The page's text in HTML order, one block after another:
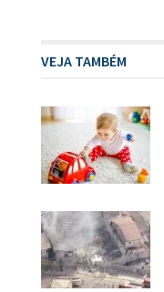
VEJA TAMBÉM